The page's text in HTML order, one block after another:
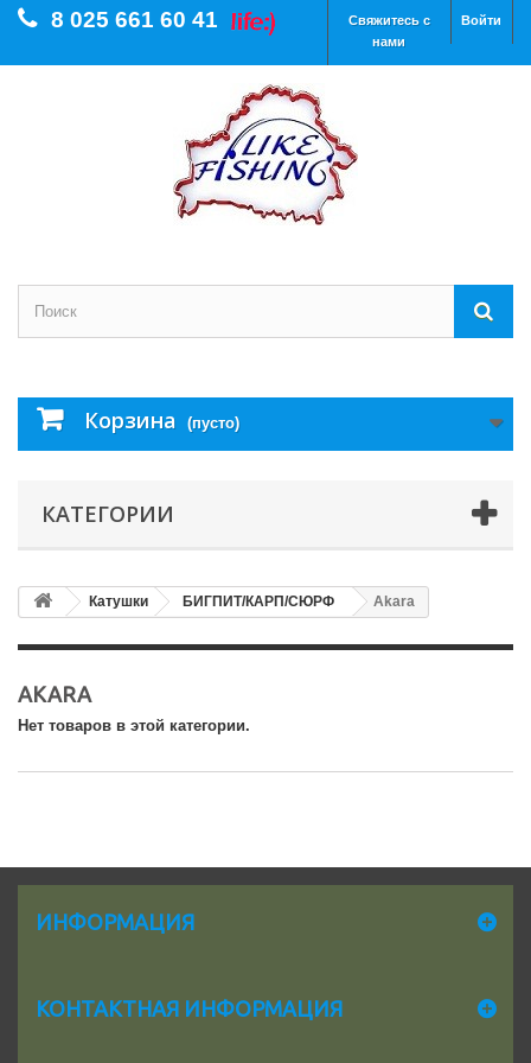
Войти
Свяжитесь с
нами
8 025 661 60 41
Корзина (пусто)
КАТЕГОРИИ
Катушки БИГПИТ/КАРП/СЮРФ Akara
AKARA
Нет товаров в этой категории.
ИНФОРМАЦИЯ
КОНТАКТНАЯ ИНФОРМАЦИЯ